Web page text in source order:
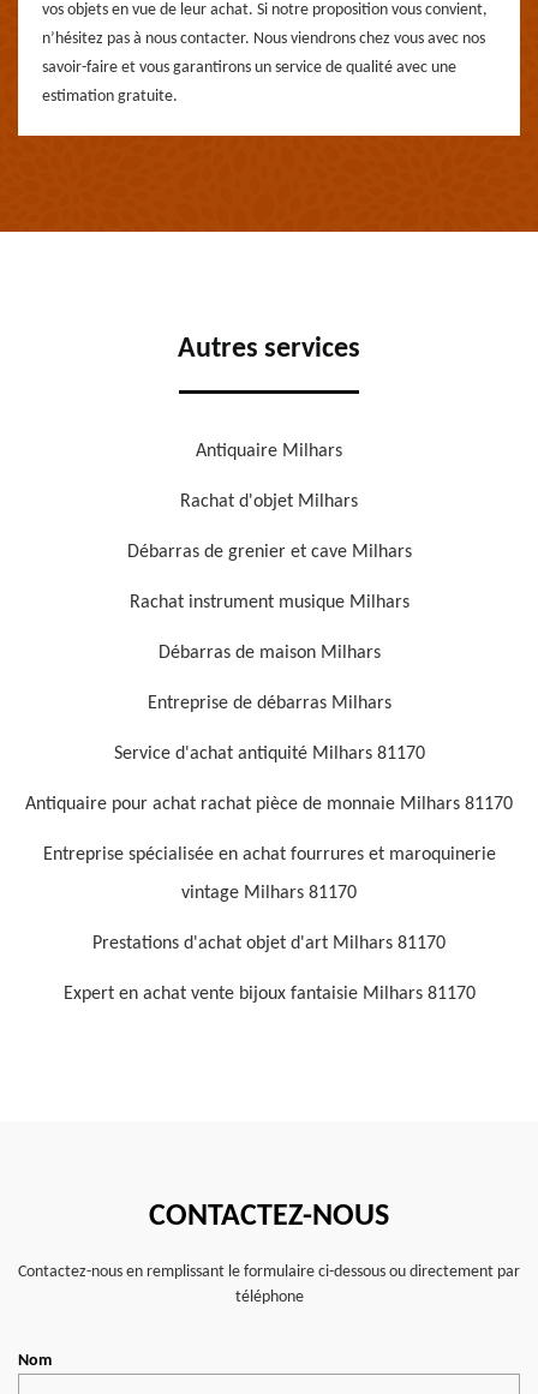
vos objets en vue de leur achat. Si notre proposition vous convient,
n’hésitez pas à nous contacter. Nous viendrons chez vous avec nos
savoir-faire et vous garantirons un service de qualité avec une
estimation gratuite.
Autres services
Antiquaire Milhars
Rachat d'objet Milhars
Débarras de grenier et cave Milhars
Rachat instrument musique Milhars
Débarras de maison Milhars
Entreprise de débarras Milhars
Service d'achat antiquité Milhars 81170
Antiquaire pour achat rachat pièce de monnaie Milhars 81170
Entreprise spécialisée en achat fourrures et maroquinerie
vintage Milhars 81170
Prestations d'achat objet d'art Milhars 81170
Expert en achat vente bijoux fantaisie Milhars 81170
CONTACTEZ-NOUS
Contactez-nous en remplissant le formulaire ci-dessous ou directement par
téléphone
Nom